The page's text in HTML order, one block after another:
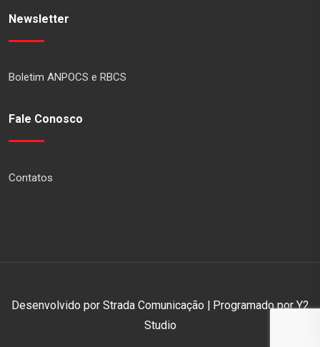
Newsletter
Boletim ANPOCS e RBCS
Fale Conosco
Contatos
Desenvolvido por Strada Comunicação | Programado por Y2
Studio